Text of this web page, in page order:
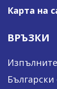
Карта на
ВРЪЗКИ